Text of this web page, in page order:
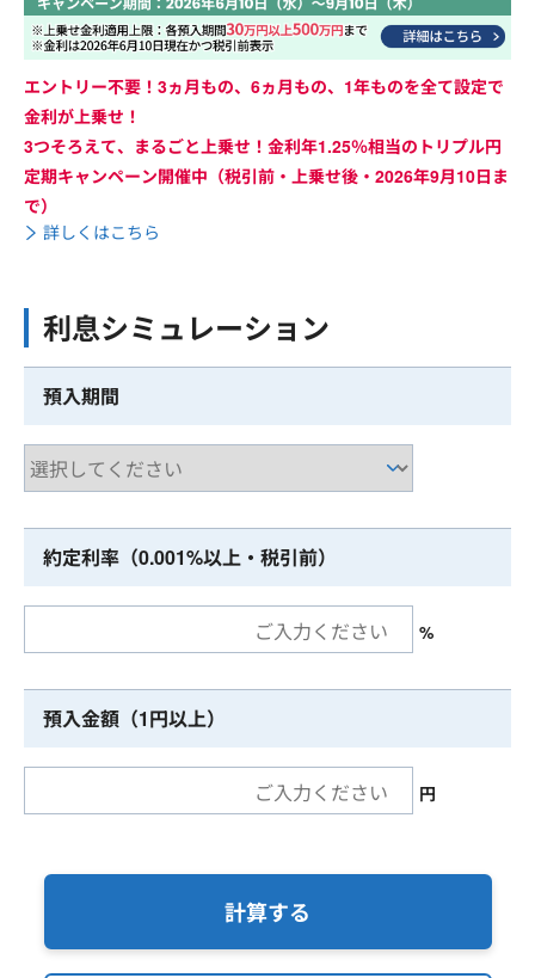
エントリー不要！3ヵ月もの、6ヵ月もの、1年ものを全て設定で
金利が上乗せ！
3つそろえて、まるごと上乗せ！金利年1.25％相当のトリプル円
定期キャンペーン開催中（税引前・上乗せ後・2026年9月10日ま
で）
詳しくはこちら
利息シミュレーション
預入期間
約定利率（0.001%以上・税引前）
%
預入金額（1円以上）
円
計算する